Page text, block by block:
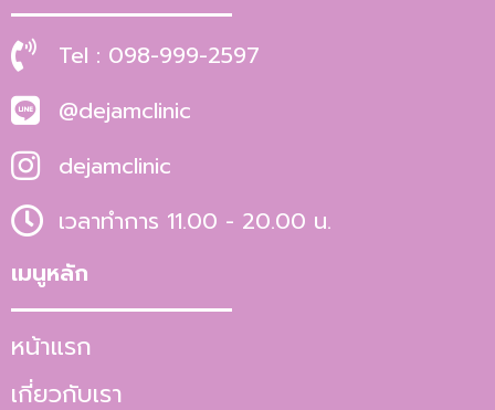
Tel : 098-999-2597
@dejamclinic
dejamclinic
เวลาทำการ 11.00 - 20.00 น.
เมนูหลัก
หน้าแรก
เกี่ยวกับเรา